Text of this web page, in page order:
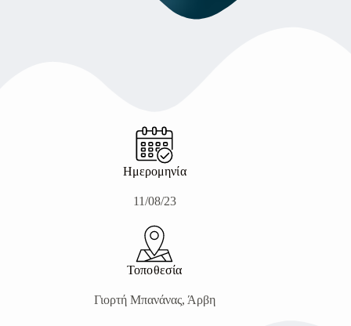
Ημερομηνία
11/08/23
Τοποθεσία
Γιορτή Μπανάνας, Άρβη